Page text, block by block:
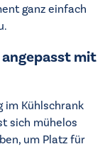
ganz einfach
mit
im Kühlschrank
sich mühelos
um Platz für